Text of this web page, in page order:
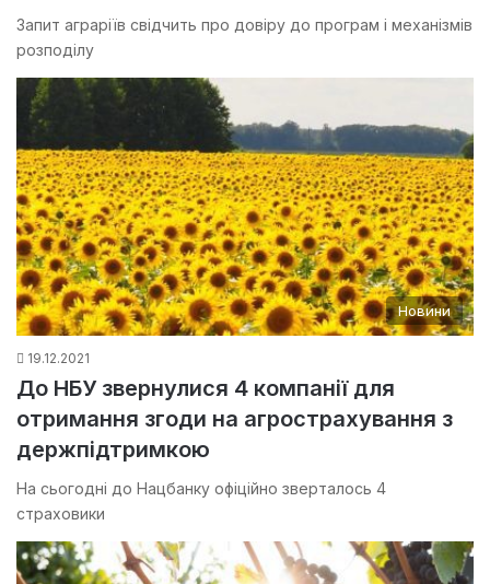
Запит аграріїв свідчить про довіру до програм і механізмів
розподілу
Новини
19.12.2021
До НБУ звернулися 4 компанії для
отримання згоди на агрострахування з
держпідтримкою
На сьогодні до Нацбанку офіційно зверталось 4
страховики